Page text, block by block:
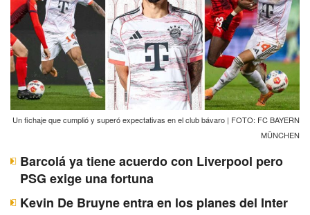
Un fichaje que cumplió y superó expectativas en el club bávaro | FOTO: FC BAYERN
MÜNCHEN
Barcolá ya tiene acuerdo con Liverpool pero
PSG exige una fortuna
Kevin De Bruyne entra en los planes del Inter